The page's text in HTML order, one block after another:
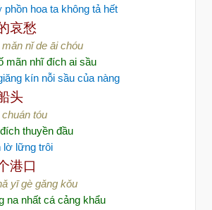
hoa ta không tả hết
哀愁
nǐ de āi chóu
mãn nhĩ đích ai sầu
kín nỗi sầu của nàng
头
tóu
thuyền đầu
lờ lững trôi
港口
yī gè gǎng kǒu
na nhất cá cảng khẩu